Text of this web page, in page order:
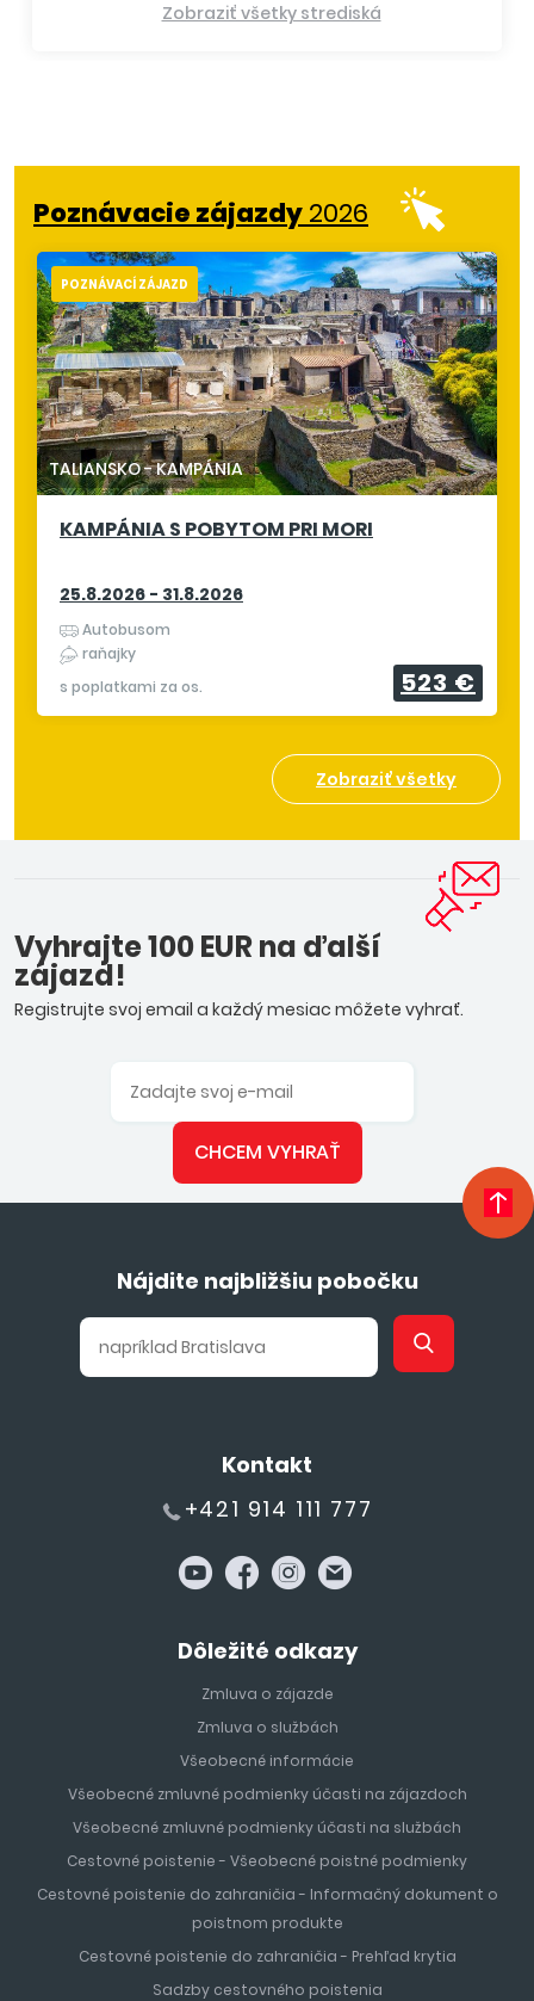
Zobraziť všetky strediská
Poznávacie zájazdy 2026
POZNÁVACÍ ZÁJAZD
TALIANSKO-KAMPÁNIA
KAMPÁNIA S POBYTOM PRI MORI
25.8.2026 - 31.8.2026
Autobusom
raňajky
s poplatkami za os.
523 €
Zobraziť všetky
Vyhrajte 100 EUR na ďalší
zájazd!
Registrujte svoj email a každý mesiac môžete vyhrať.
CHCEM VYHRAŤ
Nájdite najbližšiu pobočku
Kontakt
+421 914 111 777
Dôležité odkazy
Zmluva o zájazde
Zmluva o službách
Všeobecné informácie
Všeobecné zmluvné podmienky účasti na zájazdoch
Všeobecné zmluvné podmienky účasti na službách
Cestovné poistenie - Všeobecné poistné podmienky
Cestovné poistenie do zahraničia - Informačný dokument o
poistnom produkte
Cestovné poistenie do zahraničia - Prehľad krytia
Sadzby cestovného poistenia